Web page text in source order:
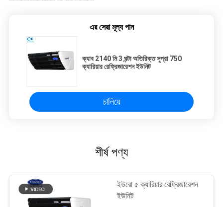
এর সেরা মূল্য পান
ক্যাব 2140 মি 3 ঘন্টা অতিরিক্ত সুপ্রা 750
ক্যারিয়ার রেফ্রিজারেশন ইউনিট
চালিয়ে
শীর্ষ পণ্য
ইউরো ৫ ক্যারিয়ার রেফ্রিজারেশন
ইউনিট